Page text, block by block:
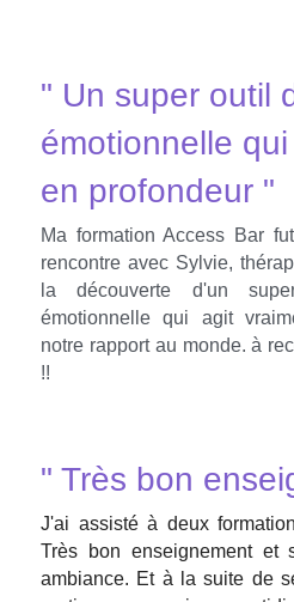
" Un super outil
émotionnelle
en profondeur "
Ma formation Access Bar
rencontre avec Sylvie,
la découverte d'un
émotionnelle qui agit
notre rapport au monde. à
!!
" Très bon
J'ai assisté à deux
Très bon enseignement et
ambiance. Et à la suite de